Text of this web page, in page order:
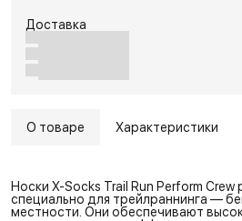
Доставка
О товаре Характеристики
Носки X-Socks Trail Run Perform
специально для трейлраннинга —
местности. Они обеспечивают